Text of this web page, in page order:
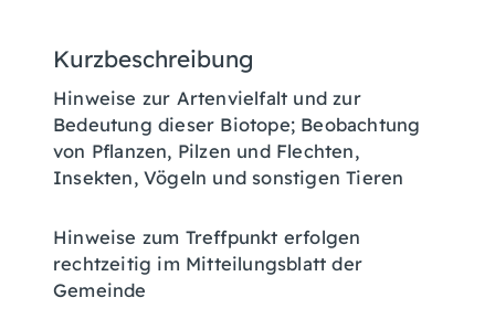
Kurzbeschreibung
Hinweise zur Artenvielfalt und zur
Bedeutung dieser Biotope; Beobachtung
von Pflanzen, Pilzen und Flechten,
Insekten, Vögeln und sonstigen Tieren
Hinweise zum Treffpunkt erfolgen
rechtzeitig im Mitteilungsblatt der
Gemeinde